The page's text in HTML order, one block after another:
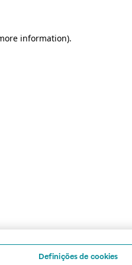
information).
Definições de cookies